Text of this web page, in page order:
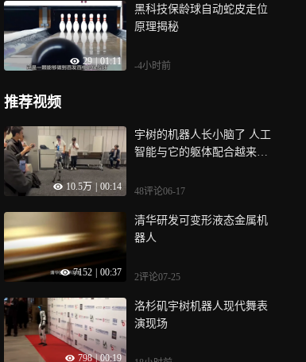
29 | 01:11
黑科技保龄球自动蛇皮走位
原理揭秘
-4小时前
推荐视频
10.5万 00:14
宇树的机器人长小脑了 人工
智能与它的躯体配合越来越
48评论06-17
7152 00:37
清华研发可变形液态金属机
器人
2评论07-25
798 | 00:19
洛杉矶宇树机器人现代舞表
演现场